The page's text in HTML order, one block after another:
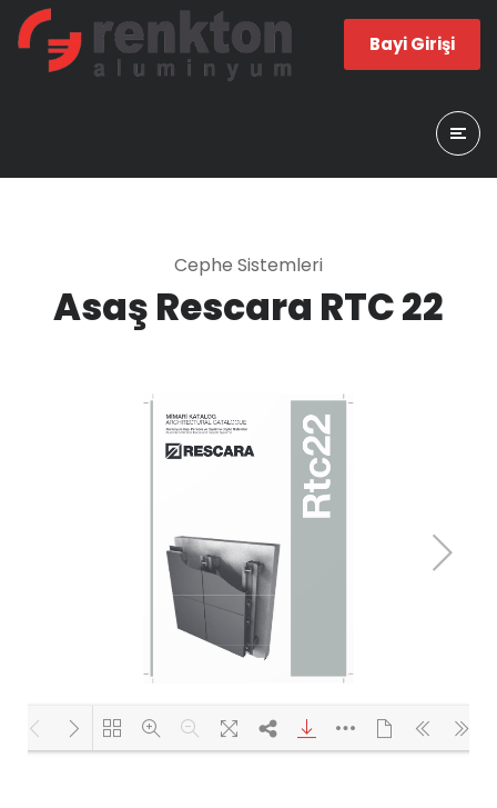
Bayi Girişi
Cephe Sistemleri
Asaş Rescara RTC 22